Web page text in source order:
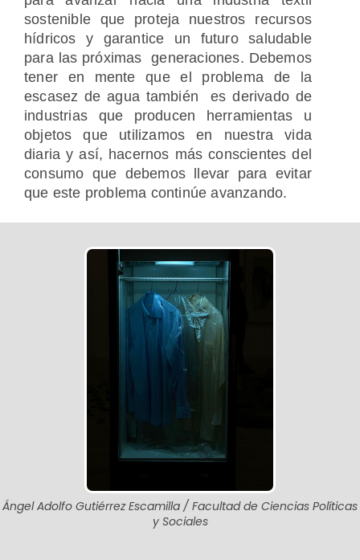
Ángel Adolfo Gutiérrez Escamilla / Facultad de Ciencias Políticas
y Sociales
sostenible que proteja nuestros recursos
hídricos y garantice un futuro saludable
para las próximas generaciones. Debemos
tener en mente que el problema de la
escasez de agua también es derivado de
industrias que producen herramientas u
objetos que utilizamos en nuestra vida
diaria y así, hacernos más conscientes del
consumo que debemos llevar para evitar
que este problema continúe avanzando.